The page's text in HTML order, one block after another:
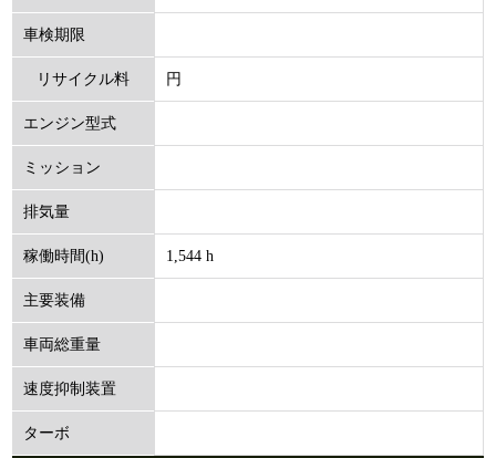
車検期限
リサイクル料
(円)
円
エンジン型式
ミッション
排気量
稼働時間(h) 1,544 h
主要装備
車両総重量
速度抑制装置
ターボ